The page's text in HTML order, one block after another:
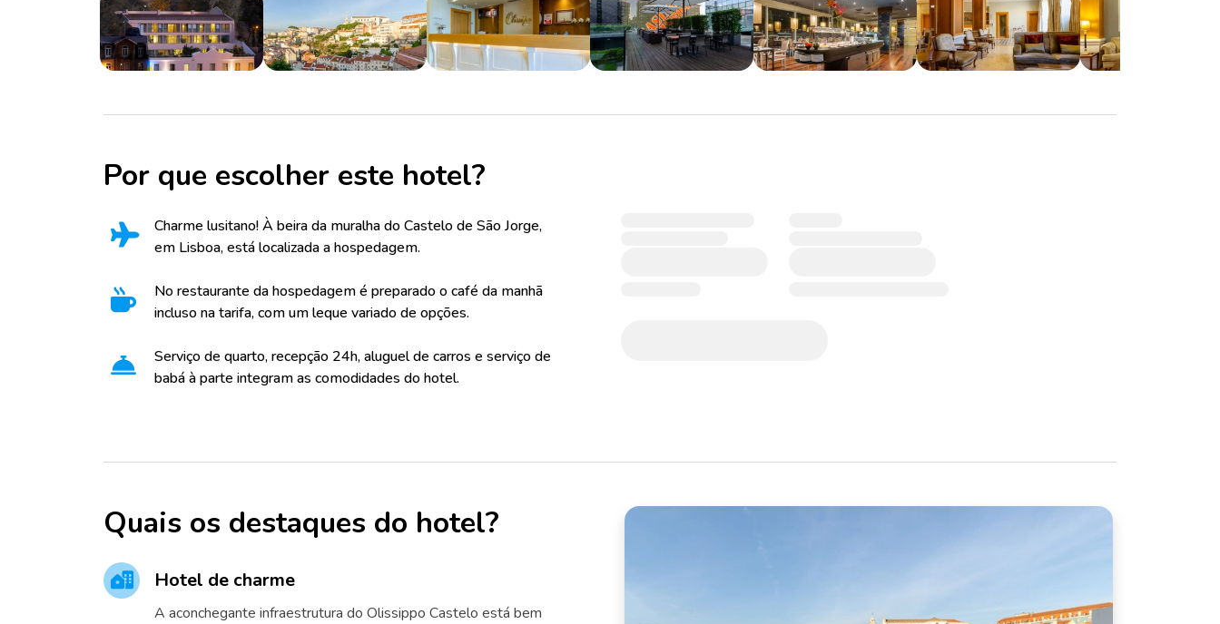
Por que escolher este hotel?
Charme lusitano! À beira da muralha do Castelo de São Jorge,
em Lisboa, está localizada a hospedagem.
No restaurante da hospedagem é preparado o café da manhã
incluso na tarifa, com um leque variado de opções.
Serviço de quarto, recepção 24h, aluguel de carros e serviço de
babá à parte integram as comodidades do hotel.
Quais os destaques do hotel?
Hotel de charme
A aconchegante infraestrutura do Olissippo Castelo está bem